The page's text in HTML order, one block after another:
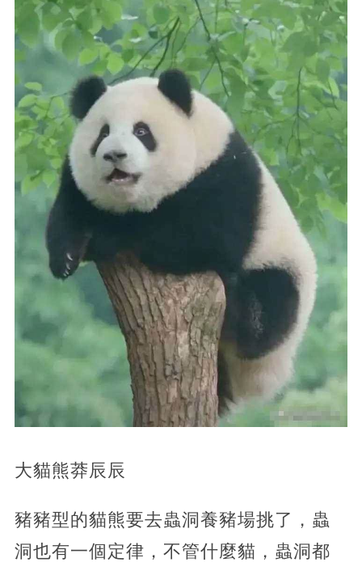
大貓熊莽辰辰
豬豬型的貓熊要去蟲洞養豬場挑了，蟲
洞也有一個定律，不管什麼貓，蟲洞都